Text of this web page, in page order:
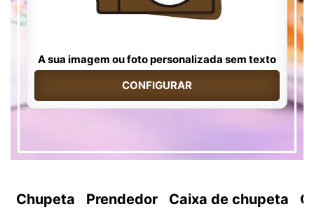
A sua imagem ou foto personalizada sem texto
CONFIGURAR
Chupeta Prendedor Caixa de chupeta